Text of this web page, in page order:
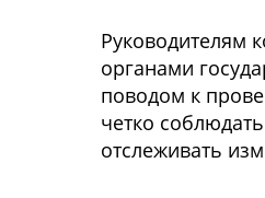
Руководителям
органами
поводом к
четко
отслеживать